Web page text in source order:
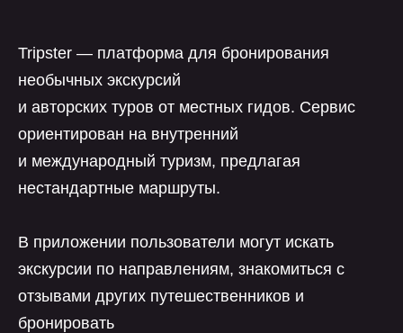
Tripster — платформа для бронирования
необычных экскурсий
и авторских туров от местных гидов. Сервис
ориентирован на внутренний
и международный туризм, предлагая
нестандартные маршруты.
В приложении пользователи могут искать
экскурсии по направлениям, знакомиться с
отзывами других путешественников и
бронировать